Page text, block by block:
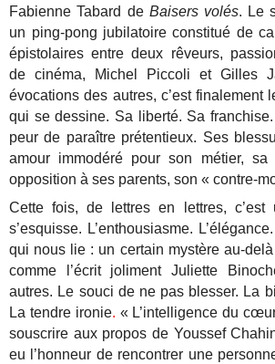
Fabienne Tabard de Baisers volés. Le
un ping-pong jubilatoire constitué de
épistolaires entre deux rêveurs,
de cinéma, Michel Piccoli et Gilles
évocations des autres, c’est finalement
qui se dessine. Sa liberté. Sa
peur de paraître prétentieux. Ses
amour immodéré pour son métier, sa
opposition à ses parents, son « contre-
Cette fois, de lettres en lettres, c’est
s’esquisse. L’enthousiasme.
qui nous lie : un certain mystère au-
comme l’écrit joliment Juliette
autres. Le souci de ne pas blesser. La
La tendre ironie. « L’intelligence du
souscrire aux propos de Youssef
eu l’honneur de rencontrer une